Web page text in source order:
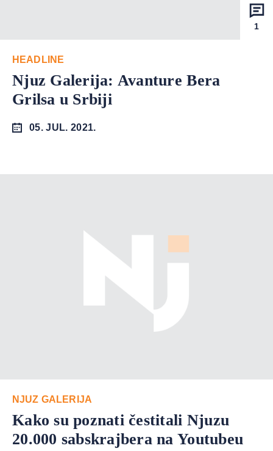
1
HEADLINE
Njuz Galerija: Avanture Bera
Grilsa u Srbiji
05. JUL. 2021.
NJUZ GALERIJA
Kako su poznati čestitali Njuzu
20.000 sabskrajbera na Youtubeu